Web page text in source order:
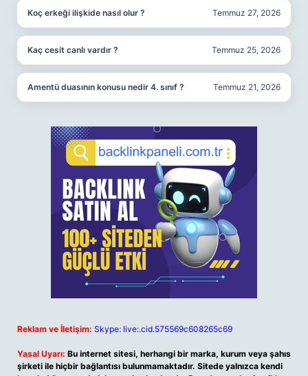
Koç erkeği ilişkide nasıl olur ? Temmuz 27, 2026
Kaç cesit canlı vardır ? Temmuz 25, 2026
Amentü duasının konusu nedir 4. sınıf ? Temmuz 21, 2026
Reklam ve İletişim: Skype: live:.cid.575569c608265c69
Yasal Uyarı: Bu internet sitesi, herhangi bir marka, kurum veya şahıs
şirketi ile hiçbir bağlantısı bulunmamaktadır. Sitede yalnızca kendi